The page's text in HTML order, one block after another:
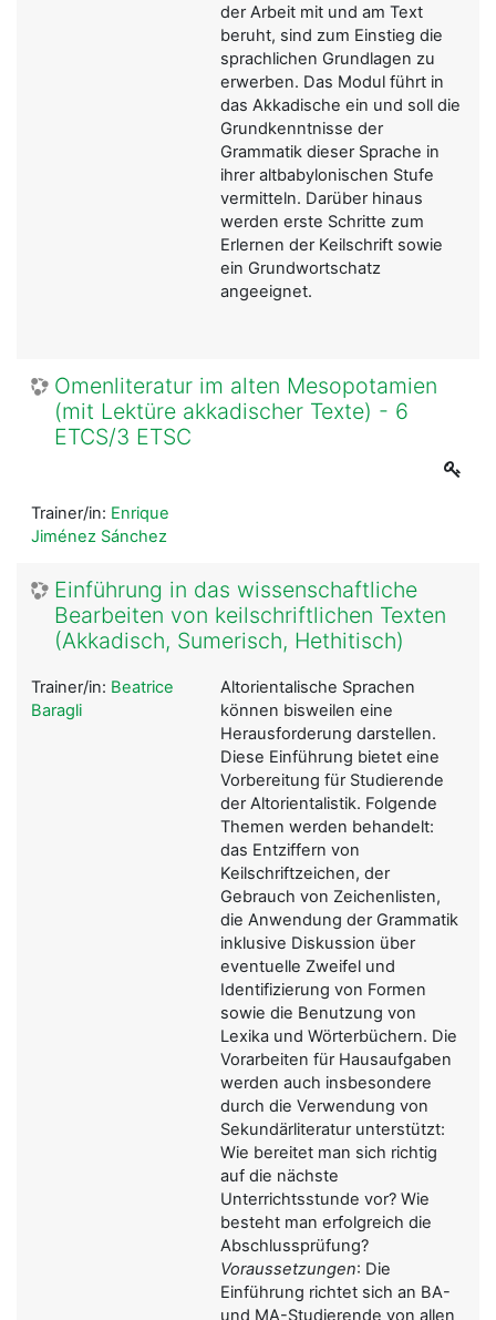
der Arbeit mit und am Text
beruht, sind zum Einstieg die
sprachlichen Grundlagen zu
erwerben. Das Modul führt in
das Akkadische ein und soll die
Grundkenntnisse der
Grammatik dieser Sprache in
ihrer altbabylonischen Stufe
vermitteln. Darüber hinaus
werden erste Schritte zum
Erlernen der Keilschrift sowie
ein Grundwortschatz
angeeignet.
Omenliteratur im alten Mesopotamien
(mit Lektüre akkadischer Texte) - 6
ETCS/3 ETSC
Trainer/in: Enrique
Jiménez Sánchez
Einführung in das wissenschaftliche
Bearbeiten von keilschriftlichen Texten
(Akkadisch, Sumerisch, Hethitisch)
Altorientalische Sprachen
können bisweilen eine
Herausforderung darstellen.
Diese Einführung bietet eine
Vorbereitung für Studierende
der Altorientalistik. Folgende
Themen werden behandelt:
das Entziffern von
Keilschriftzeichen, der
Gebrauch von Zeichenlisten,
die Anwendung der Grammatik
inklusive Diskussion über
eventuelle Zweifel und
Identifizierung von Formen
sowie die Benutzung von
Lexika und Wörterbüchern. Die
Vorarbeiten für Hausaufgaben
werden auch insbesondere
durch die Verwendung von
Sekundärliteratur unterstützt:
Wie bereitet man sich richtig
auf die nächste
Unterrichtsstunde vor? Wie
besteht man erfolgreich die
Abschlussprüfung?
Voraussetzungen: Die
Einführung richtet sich an BA-
und MA-Studierende von allen
Trainer/in: Beatrice
Baragli